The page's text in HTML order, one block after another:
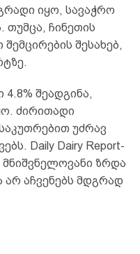
იყო, სავაჭრო
ჩინეთის
შესახებ,
შეადგინა,
ძირითადი
უძრავ
Daily Dairy Report-
ზრდა
არ აჩვენებს მდგრად